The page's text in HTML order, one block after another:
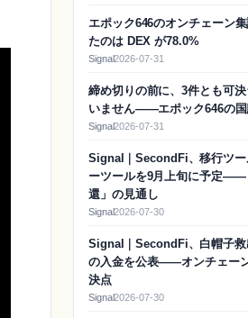
エポック646のオンチェーン
たのは DEX が78.0%
Signal2026-07-31
締め切りの前に、3件とも可
いません——エポック646の国
Signal2026-07-31
Signal｜SecondFi、移行ツー
ーツールを9月上旬に予定——
還」の見通し
Signal2026-07-30
Signal｜SecondFi、白帽子
の入金を公表——オンチェー
決点
Signal2026-07-30